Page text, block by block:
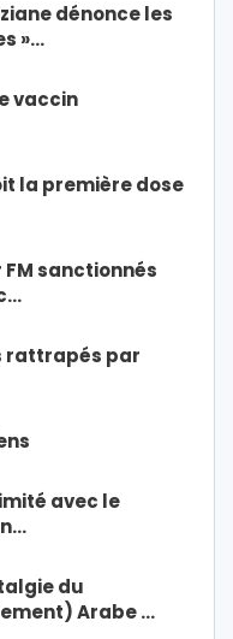
dénonce les
»…
vaccin
la première dose
sanctionnés
rattrapés par
avec le
du
Arabe …